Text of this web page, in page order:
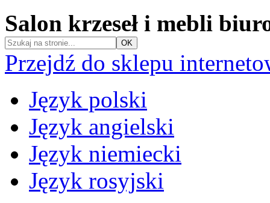
Salon krzeseł i mebli
Przejdź do sklepu
Język polski
Język angielski
Język niemiecki
Język rosyjski